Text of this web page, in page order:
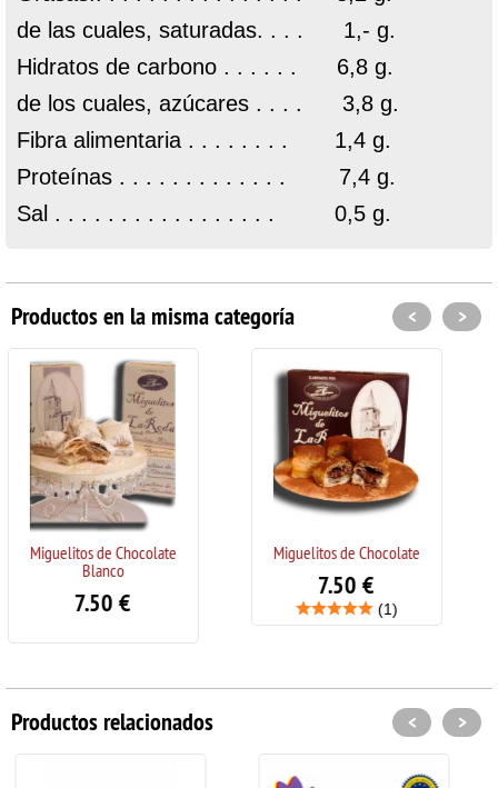
de las cuales, saturadas. . . . 1,- g.
Hidratos de carbono . . . . . . 6,8 g.
de los cuales, azúcares . . . . 3,8 g.
Fibra alimentaria . . . . . . . . 1,4 g.
Proteínas . . . . . . . . . . . . . 7,4 g.
Sal . . . . . . . . . . . . . . . . . 0,5 g.
Productos en la misma categoría
Miguelitos de Chocolate
Magdalenas en Aceite de
15.00
< >
Productos relacionados < >